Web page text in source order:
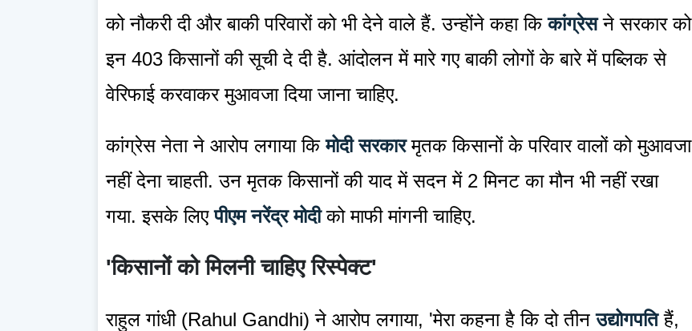
को नौकरी दी और बाकी परिवारों को भी देने वाले हैं. उन्होंने कहा किकांग्रेसने सरकार को
इन 403 किसानों की सूची दे दी है. आंदोलन में मारे गए बाकी लोगों के बारे में पब्लिक से
वेरिफाई करवाकर मुआवजा दिया जाना चाहिए.
कांग्रेस नेता ने आरोप लगाया किमोदी सरकारमृतक किसानों के परिवार वालों को मुआवजा
नहीं देना चाहती. उन मृतक किसानों की याद में सदन में 2 मिनट का मौन भी नहीं रखा
गया. इसके लिएपीएम नरेंद्र मोदीको माफी मांगनी चाहिए.
'किसानों को मिलनी चाहिए रिस्पेक्ट'
राहुल गांधी (Rahul Gandhi) ने आरोप लगाया, 'मेरा कहना है कि दो तीनउद्योगपतिहैं,